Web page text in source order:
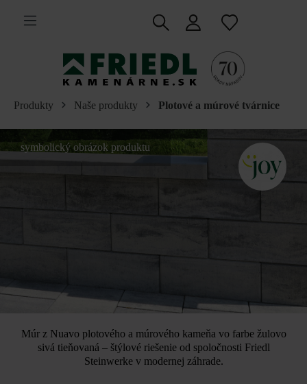
hlavný obsah
Produkty Naše produkty Plotové a múrové tvárnice
symbolický obrázok produktu
Múr z Nuavo plotového a múrového kameňa vo farbe žulovo
sivá tieňovaná – štýlové riešenie od spoločnosti Friedl
Steinwerke v modernej záhrade.